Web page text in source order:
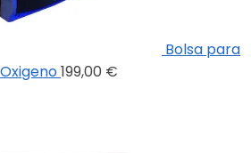
Bolsa para
199,00 €